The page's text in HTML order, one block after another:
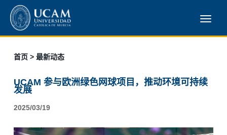
首页 > 最新动态
UCAM 参与欧洲绿色网球项目，推动环境可持续
发展
2025/03/19